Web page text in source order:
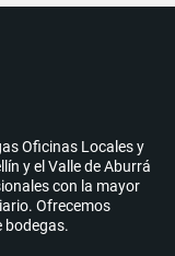
Oficinas Locales y
y el Valle de Aburrá
con la mayor
Ofrecemos
bodegas.